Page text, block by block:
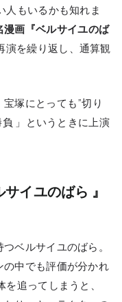
人もいるかも知れま
漫画『ベルサイユのば
演を繰り返し、通算観
塚にとっても”切り
」というときに上演
イユのばら 』
ベルサイユのばら。
中でも評価が分かれ
追ってしまうと、